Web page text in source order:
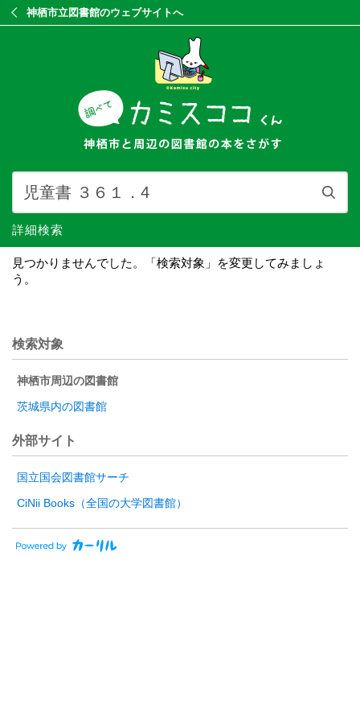
神栖市立図書館のウェブサイトへ
詳細検索
見つかりませんでした。「検索対象」を変更してみましょ
う。
検索対象
神栖市周辺の図書館
茨城県内の図書館
外部サイト
国立国会図書館サーチ
CiNii Books（全国の大学図書館）